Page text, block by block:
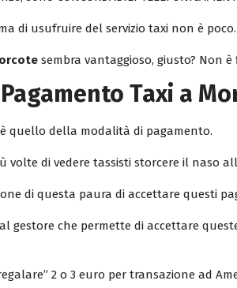
di usufruire del servizio taxi non è
sembra vantaggioso, giusto? Non
Taxi a
quello della modalità di pagamento.
di vedere tassisti storcere il naso alla
di questa paura di accettare questi
gestore che permette di accettare
2 o 3 euro per transazione ad